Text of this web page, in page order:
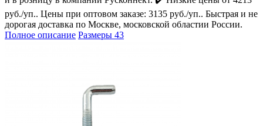
руб./уп.. Цены при оптовом заказе: 3135 руб./уп.. Быстрая и не
дорогая доставка по Москве, московской областии России.
Полное описание Размеры 43